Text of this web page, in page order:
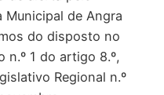
Municipal de Angra
do disposto no
n.º 1 do artigo 8.º,
Regional n.º